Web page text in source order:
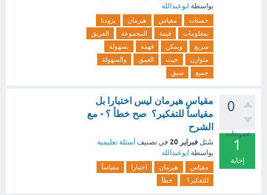
بواسطة ابوعبدالله
حسنات مقياس هيرمان
يزودنا
بمعلومات
قيمة المجموعة
الفريق
سريع
ويمكن فهمه
بسهولة
متوازن
حيث العمق
والسهولة
جميع
سبق
0
تصويتات
1
إجابة
مقياس هيرمان ليس اختبارا بل
مقياساً للتفكير؟ صح خطأ ؟ - مع
الشرح
سُئل فبراير 20 في تصنيف أسئلة تعليمية
بواسطة ابوعبدالله
مقياس هيرمان اختبارا
مقياساً
للتفكير؟
خطأ